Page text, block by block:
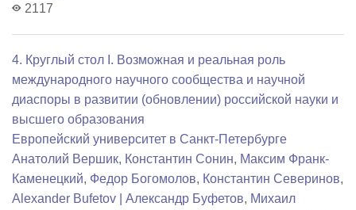
2117
4. Круглый стол I. Возможная и реальная роль
международного научного сообщества и научной
диаспоры в развитии (обновлении) российской науки и
высшего образования
Европейский университет в Санкт-Петербурге
Анатолий Вершик, Константин Сонин, Максим Франк-
Каменецкий, Федор Богомолов, Константин Северинов,
Alexander Bufetov | Александр Буфетов, Михаил